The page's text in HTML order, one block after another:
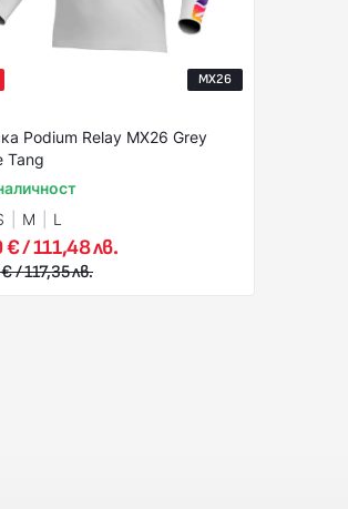
MX26
Podium Relay MX26 Grey
Tang
M L
€ / 111,48 лв.
/ 117,35 лв.